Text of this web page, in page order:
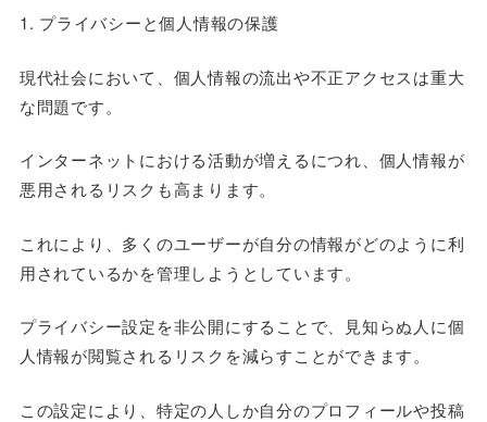
1. プライバシーと個人情報の保護
現代社会において、個人情報の流出や不正アクセスは重大
な問題です。
インターネットにおける活動が増えるにつれ、個人情報が
悪用されるリスクも高まります。
これにより、多くのユーザーが自分の情報がどのように利
用されているかを管理しようとしています。
プライバシー設定を非公開にすることで、見知らぬ人に個
人情報が閲覧されるリスクを減らすことができます。
この設定により、特定の人しか自分のプロフィールや投稿